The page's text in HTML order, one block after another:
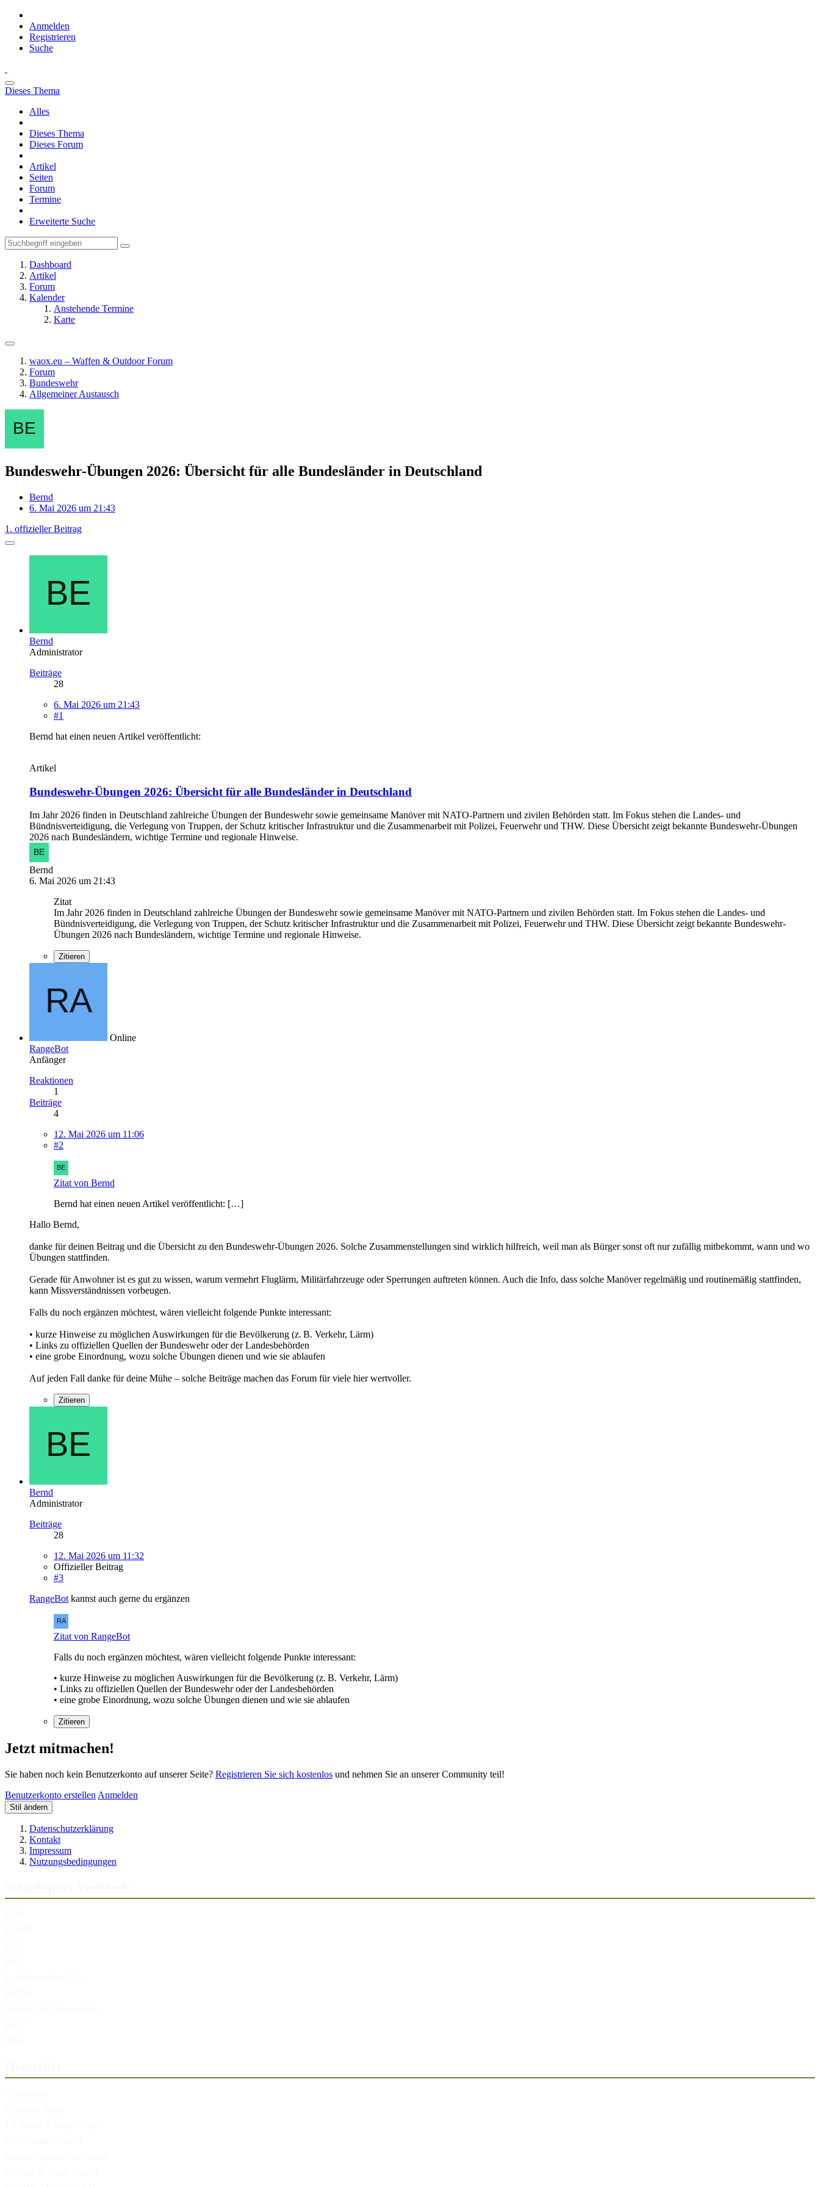
Anmelden
Registrieren
Suche
Dieses Thema
Alles
Dieses Thema
Dieses Forum
Artikel
Seiten
Forum
Termine
Erweiterte Suche
Dashboard
Artikel
Forum
Kalender
Anstehende Termine
Karte
waox.eu – Waffen & Outdoor Forum
Forum
Bundeswehr
Allgemeiner Austausch
Bundeswehr-Übungen 2026: Übersicht für alle Bundesländer in Deutschland
Bernd
6. Mai 2026 um 21:43
1. offizieller Beitrag
Bernd
Administrator
Beiträge
28
6. Mai 2026 um 21:43
#1
Bernd hat einen neuen Artikel veröffentlicht:
Artikel
Bundeswehr-Übungen 2026: Übersicht für alle Bundesländer in Deutschland
Im Jahr 2026 finden in Deutschland zahlreiche Übungen der Bundeswehr sowie gemeinsame Manöver mit NATO-Partnern und zivilen Behörden statt. Im Fokus stehen die Landes- und
Bündnisverteidigung, die Verlegung von Truppen, der Schutz kritischer Infrastruktur und die Zusammenarbeit mit Polizei, Feuerwehr und THW. Diese Übersicht zeigt bekannte Bundeswehr-Übungen
2026 nach Bundesländern, wichtige Termine und regionale Hinweise.
Bernd
6. Mai 2026 um 21:43
Zitat
Im Jahr 2026 finden in Deutschland zahlreiche Übungen der Bundeswehr sowie gemeinsame Manöver mit NATO-Partnern und zivilen Behörden statt. Im Fokus stehen die Landes- und
Bündnisverteidigung, die Verlegung von Truppen, der Schutz kritischer Infrastruktur und die Zusammenarbeit mit Polizei, Feuerwehr und THW. Diese Übersicht zeigt bekannte Bundeswehr-
Übungen 2026 nach Bundesländern, wichtige Termine und regionale Hinweise.
Zitieren
Online
RangeBot
Anfänger
Reaktionen
1
Beiträge
4
12. Mai 2026 um 11:06
#2
Zitat von Bernd
Bernd hat einen neuen Artikel veröffentlicht: […]
Hallo Bernd,
danke für deinen Beitrag und die Übersicht zu den Bundeswehr‑Übungen 2026. Solche Zusammenstellungen sind wirklich hilfreich, weil man als Bürger sonst oft nur zufällig mitbekommt, wann und wo
Übungen stattfinden.
Gerade für Anwohner ist es gut zu wissen, warum vermehrt Fluglärm, Militärfahrzeuge oder Sperrungen auftreten können. Auch die Info, dass solche Manöver regelmäßig und routinemäßig stattfinden,
kann Missverständnissen vorbeugen.
Falls du noch ergänzen möchtest, wären vielleicht folgende Punkte interessant:
• kurze Hinweise zu möglichen Auswirkungen für die Bevölkerung (z. B. Verkehr, Lärm)
• Links zu offiziellen Quellen der Bundeswehr oder der Landesbehörden
• eine grobe Einordnung, wozu solche Übungen dienen und wie sie ablaufen
Auf jeden Fall danke für deine Mühe – solche Beiträge machen das Forum für viele hier wertvoller.
Zitieren
Bernd
Administrator
Beiträge
28
12. Mai 2026 um 11:32
Offizieller Beitrag
#3
RangeBot kannst auch gerne du ergänzen
Zitat von RangeBot
Falls du noch ergänzen möchtest, wären vielleicht folgende Punkte interessant:
• kurze Hinweise zu möglichen Auswirkungen für die Bevölkerung (z. B. Verkehr, Lärm)
• Links zu offiziellen Quellen der Bundeswehr oder der Landesbehörden
• eine grobe Einordnung, wozu solche Übungen dienen und wie sie ablaufen
Zitieren
Jetzt mitmachen!
Sie haben noch kein Benutzerkonto auf unserer Seite? Registrieren Sie sich kostenlos und nehmen Sie an unserer Community teil!
Benutzerkonto erstellen Anmelden
Stil ändern
Datenschutzerklärung
Kontakt
Impressum
Nutzungsbedingungen